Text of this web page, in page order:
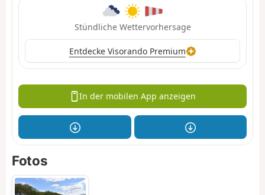
Stündliche Wettervorhersage
Entdecke Visorando Premium
In der mobilen App anzeigen
Fotos